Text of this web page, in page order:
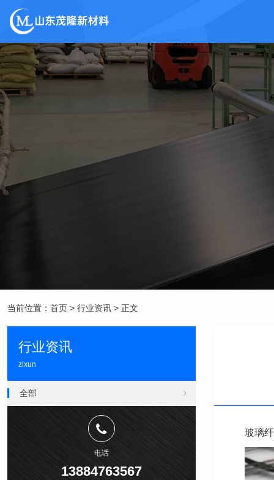
当前位置： 首页 > 行业资讯 > 正文
玻璃
行业资讯
zixun
全部
电话
13884763567